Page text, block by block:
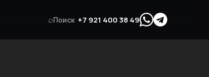
⌕Поиск +7 921 400 38 49